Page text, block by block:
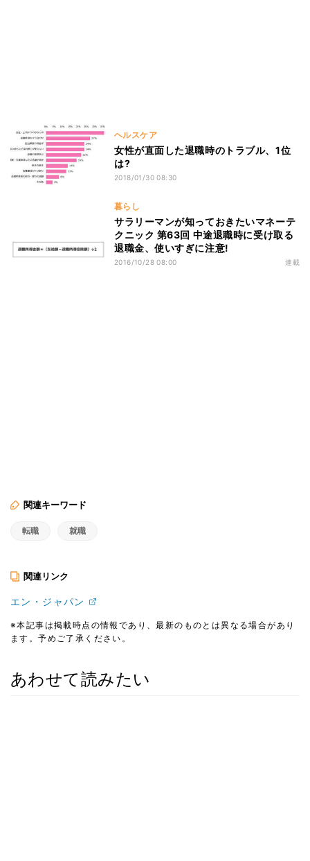
ヘルスケア
女性が直面した退職時のトラブル、1位
は?
2018/01/30 08:30
暮らし
サラリーマンが知っておきたいマネーテ
クニック 第63回 中途退職時に受け取る
退職金、使いすぎに注意!
2016/10/28 08:00 連載
関連キーワード
転職 就職
関連リンク
エン・ジャパン
※本記事は掲載時点の情報であり、最新のものとは異なる場合があり
ます。予めご了承ください。
あわせて読みたい